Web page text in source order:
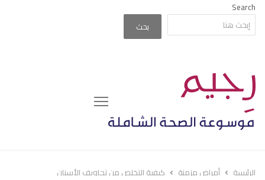
Search
بحث
Menu
الرئيسة أمراض مزمنة كيفية التخلص من تجاويف الأسنان